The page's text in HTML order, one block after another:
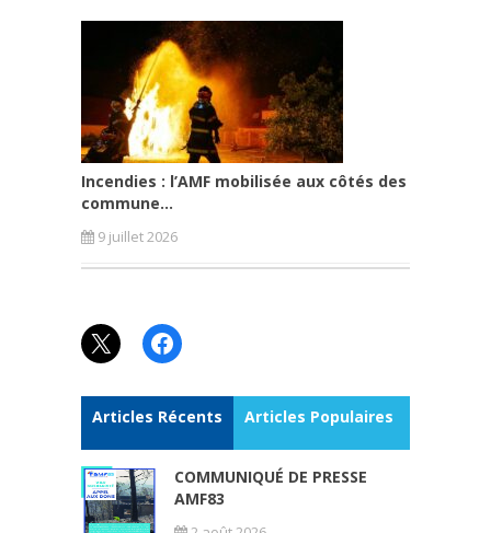
Incendies : l’AMF mobilisée aux côtés des
commune...
9 juillet 2026
X Facebook
Articles Récents Articles Populaires
COMMUNIQUÉ DE PRESSE
AMF83